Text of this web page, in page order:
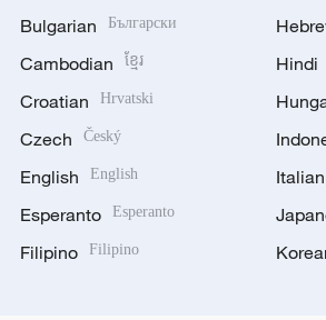
Bulgarian Български
Cambodian ខ្មែរ
Croatian Hrvatski
Czech Český
English English
Esperanto Esperanto
Filipino Filipino
Hindi
Italian